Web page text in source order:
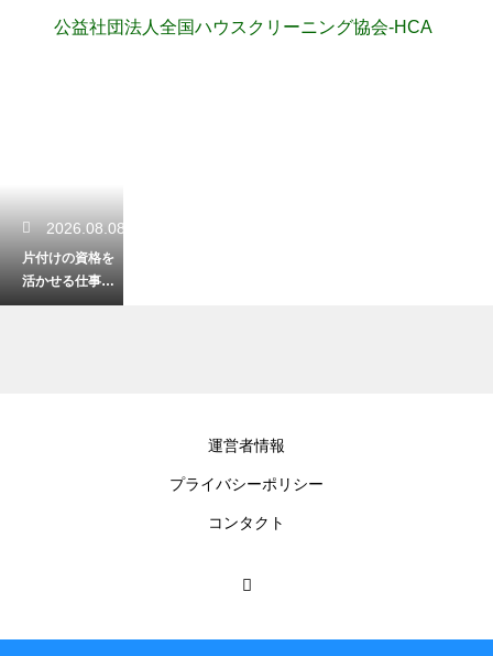
公益社団法人全国ハウスクリーニング協会-HCA
2026.08.08
片付けの資格を
活かせる仕事と
は？未経験から
運営者情報
プライバシーポリシー
コンタクト